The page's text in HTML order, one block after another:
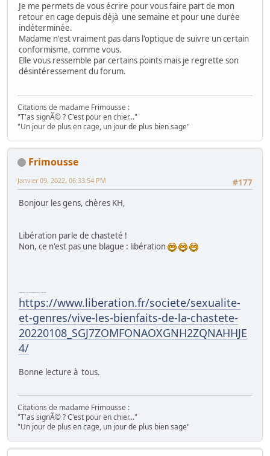
Je me permets de vous écrire pour vous faire part de mon
retour en cage depuis déjà une semaine et pour une durée
indéterminée.
Madame n'est vraiment pas dans l'optique de suivre un certain
conformisme, comme vous.
Elle vous ressemble par certains points mais je regrette son
désintéressement du forum.
Citations de madame Frimousse :
"T'as signÃ© ? C'est pour en chier..."
"Un jour de plus en cage, un jour de plus bien sage"
Frimousse
#177
Janvier 09, 2022, 06:33:54 PM
Bonjour les gens, chères KH,
Libération parle de chasteté !
Non, ce n'est pas une blague : libération
Libération: Vive les bienfaits de la chasteté?.
https://www.liberation.fr/societe/sexualite-
et-genres/vive-les-bienfaits-de-la-chastete-
20220108_SGJ7ZOMFONAOXGNH2ZQNAHHJE
4/
Bonne lecture à tous.
Citations de madame Frimousse :
"T'as signÃ© ? C'est pour en chier..."
"Un jour de plus en cage, un jour de plus bien sage"